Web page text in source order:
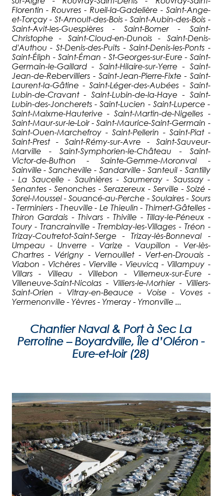
Florentin - Rouvres - Rueil-la-Gadelière - Saint-Ange-
et-Torçay - St-Arnoult-des-Bois - Saint-Aubin-des-Bois -
Saint-Avit-les-Guespières - Saint-Bomer - Saint-
Christophe - Saint-Cloud-en-Dunois - Saint-Denis-
d'Authou - St-Denis-des-Puits - Saint-Denis-les-Ponts -
Saint-Éliph - Saint-Éman - St-Georges-sur-Eure - Saint-
Germain-le-Gaillard - Saint-Hilaire-sur-Yerre - Saint-
Jean-de-Rebervilliers - Saint-Jean-Pierre-Fixte - Saint-
Laurent-la-Gâtine - Saint-Léger-des-Aubées - Saint-
Lubin-de-Cravant - Saint-Lubin-de-la-Haye - Saint-
Lubin-des-Joncherets - Saint-Lucien - Saint-Luperce -
Saint-Maixme-Hauterive - Saint-Martin-de-Nigelles -
Saint-Maur-sur-le-Loir - Saint-Maurice-Saint-Germain -
Saint-Ouen-Marchefroy - Saint-Pellerin - Saint-Piat -
Saint-Prest - Saint-Rémy-sur-Avre - Saint-Sauveur-
Marville - Saint-Symphorien-le-Château - Saint-
Victor-de-Buthon - Sainte-Gemme-Moronval -
Sainville - Sancheville - Sandarville - Santeuil - Santilly
- La Saucelle - Saulnières - Saumeray - Saussay -
Senantes - Senonches - Serazereux - Serville - Soizé -
Sorel-Moussel - Souancé-au-Perche - Soulaires - Sours
- Terminiers - Theuville - Le Thieulin - Thimert-Gâtelles -
Thiron Gardais - Thivars - Thiville - Tillay-le-Péneux -
Toury - Trancrainville - Tremblay-les-Villages - Tréon -
Trizay-Coutretot-Saint-Serge - Trizay-lès-Bonneval -
Umpeau - Unverre - Varize - Vaupillon - Ver-lès-
Chartres - Vérigny - Vernouillet - Vert-en-Drouais -
Viabon - Vichères - Vierville - Vieuvicq - Villampuy -
Villars - Villeau - Villebon - Villemeux-sur-Eure -
Villeneuve-Saint-Nicolas - Villiers-le-Morhier - Villiers-
Saint-Orien - Vitray-en-Beauce - Voise - Voves -
Yermenonville - Yèvres - Ymeray - Ymonville ...
Chantier Naval & Port à Sec La
Perrotine – Boyardville, Île d’Oléron -
Eure-et-loir (28)